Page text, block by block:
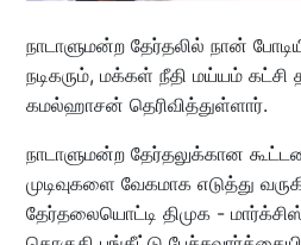
நாடாளுமன்ற தேர்தலில் நான்
நடிகரும், மக்கள் நீதி மய்யம்
கமல்ஹாசன் தெரிவித்துள்ளார்.
நாடாளுமன்ற தேர்தலுக்கான
முடிவுகளை வேகமாக எடுத்து
தேர்தலையொட்டி திமுக -